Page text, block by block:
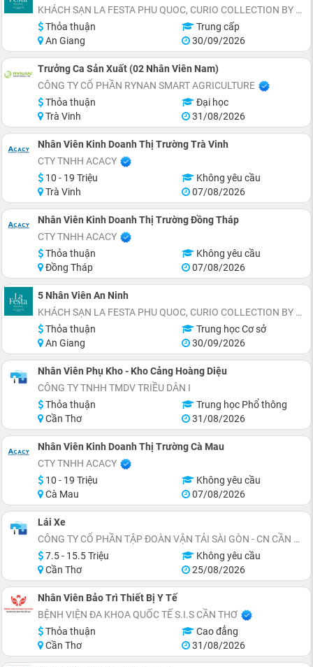
KHÁCH SẠN LA FESTA PHU QUOC, CURIO COLLECTION BY HILTON - TỌA LẠC THỊ TRẤN HOÀNG HÔN, AN THỚI, ĐẶC KHU PHÚ QUỐC
Thỏa thuận
Trung cấp
An Giang
30/09/2026
Trưởng Ca Sản Xuất (02 Nhân Viên Nam)
CÔNG TY CỔ PHẦN RYNAN SMART AGRICULTURE
Thỏa thuận
Đại học
Trà Vinh
31/08/2026
Nhân Viên Kinh Doanh Thị Trường Trà Vinh
CTY TNHH ACACY
10 - 19 Triệu
Không yêu cầu
Trà Vinh
07/08/2026
Nhân Viên Kinh Doanh Thị Trường Đồng Tháp
CTY TNHH ACACY
Thỏa thuận
Không yêu cầu
Đồng Tháp
07/08/2026
5 Nhân Viên An Ninh
KHÁCH SẠN LA FESTA PHU QUOC, CURIO COLLECTION BY HILTON - TỌA LẠC THỊ TRẤN HOÀNG HÔN, AN THỚI, ĐẶC KHU PHÚ QUỐC
Thỏa thuận
Trung học Cơ sở
An Giang
30/09/2026
Nhân Viên Phụ Kho - Kho Cảng Hoàng Diệu
CÔNG TY TNHH TMDV TRIỀU DÂN I
Thỏa thuận
Trung học Phổ thông
Cần Thơ
31/08/2026
Nhân Viên Kinh Doanh Thị Trường Cà Mau
CTY TNHH ACACY
10 - 19 Triệu
Không yêu cầu
Cà Mau
07/08/2026
Lái Xe
CÔNG TY CỔ PHẦN TẬP ĐOÀN VẬN TẢI SÀI GÒN - CN CẦN THƠ
7.5 - 15.5 Triệu
Không yêu cầu
Cần Thơ
25/08/2026
Nhân Viên Bảo Trì Thiết Bị Y Tế
BỆNH VIỆN ĐA KHOA QUỐC TẾ S.I.S CẦN THƠ
Thỏa thuận
Cao đẳng
Cần Thơ
31/08/2026